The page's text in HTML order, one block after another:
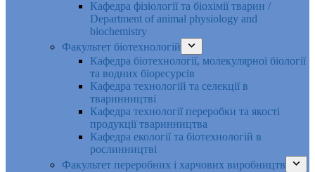
Кафедра фізіології та біохімії тварин /
Department of animal physiology and
biochemistry
Факультет біотехнологій
Кафедра біотехнології, молекулярної біології
та водних біоресурсів
Кафедра технологій та селекції в
тваринництві
Кафедра технології переробки та якості
продукції тваринництва
Кафедра екології та біотехнологій в
рослинництві
Факультет переробних і харчових виробництв